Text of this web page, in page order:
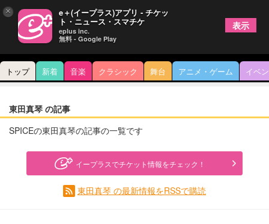
トップ 新着 音楽 クラシック 舞台 アニメ・ゲーム イベ
東田真琴 の記事
SPICEの東田真琴の記事の一覧です
イープラスでチケット情報をチェック！
東田真琴 の最新情報をRSSで購読
× e＋(イープラス)アプリ - チケッ
ト・ニュース・スマチケ
eplus inc.
無料 - Google Play
表示